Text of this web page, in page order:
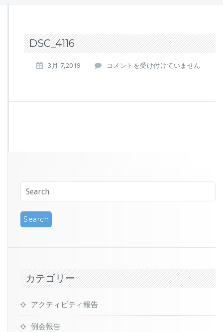
DSC_4116
3月 7,2019
D
コメントを受け付けていません
カテゴリー
アクティビティ報告
例会報告